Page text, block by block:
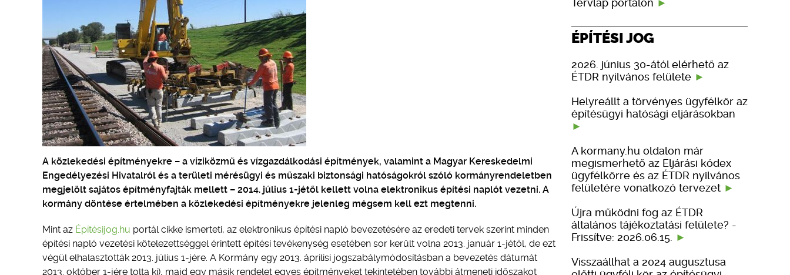
A közlekedési építményekre – a víziközmű és vízgazdálkodási építmények, valamint a Magyar Kereskedelmi
Engedélyezési Hivatalról és a területi mérésügyi és műszaki biztonsági hatóságokról szóló kormányrendeletben
megjelölt sajátos építményfajták mellett – 2014. július 1-jétől kellett volna elektronikus építési naplót vezetni. A
kormány döntése értelmében a közlekedési építményekre jelenleg mégsem kell ezt megtenni.
Mint az Építésijog.hu portál cikke ismerteti, az elektronikus építési napló bevezetésére az eredeti tervek szerint minden
építési napló vezetési kötelezettséggel érintett építési tevékenység esetében sor került volna 2013. január 1-jétől, de ezt
végül elhalasztották 2013. július 1-jére. A Kormány egy 2013. áprilisi jogszabálymódosításban a bevezetés dátumát
2013. október 1-jére tolta ki), majd egy másik rendelet egyes építményeket tekintetében további átmeneti időszakot
ÉPÍTÉSI JOG
2026. június 30-ától elérhető az
ÉTDR nyilvános felülete
Helyreállt a törvényes ügyfélkör az
építésügyi hatósági eljárásokban
A kormany.hu oldalon már
megismerhető az Eljárási kódex
ügyfélkörre és az ÉTDR nyilvános
felületére vonatkozó tervezet
Újra működni fog az ÉTDR
általános tájékoztatási felülete? -
Frissítve: 2026.06.15.
Visszaállhat a 2024 augusztusa